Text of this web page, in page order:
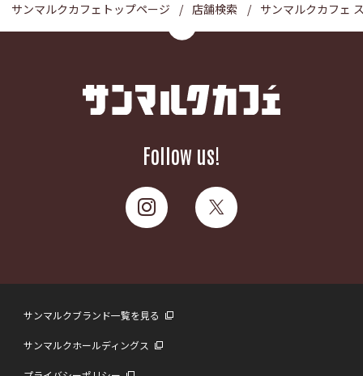
サンマルクカフェトップページ 店舗検索 サンマルクカフェ
Follow us!
サンマルクブランド一覧を見る
サンマルクホールディングス